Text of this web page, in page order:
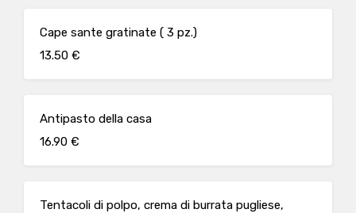
Cape sante gratinate ( 3 pz.)
13.50 €
Antipasto della casa
16.90 €
Tentacoli di polpo, crema di burrata pugliese,